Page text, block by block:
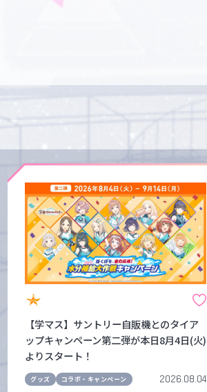
【学マス】サントリー自販機とのタイア
ップキャンペーン第二弾が本日8月4日(火)
よりスタート！
グッズ コラボ・キャンペーン 2026.08.04